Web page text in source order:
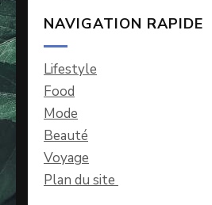
NAVIGATION RAPIDE
Lifestyle
Food
Mode
Beauté
Voyage
Plan du site